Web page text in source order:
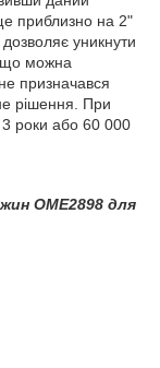
приблизно на 2"
уникнути
що можна
призначався
рішення. При
3 роки або 60 000
OME2898 для